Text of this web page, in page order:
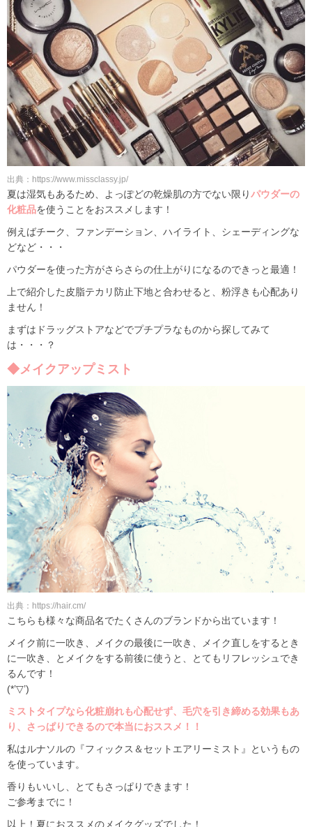
出典：https://www.missclassy.jp/
夏は湿気もあるため、よっぽどの乾燥肌の方でない限りパウダーの
化粧品を使うことをおススメします！
例えばチーク、ファンデーション、ハイライト、シェーディングな
どなど・・・
パウダーを使った方がさらさらの仕上がりになるのできっと最適！
上で紹介した皮脂テカリ防止下地と合わせると、粉浮きも心配あり
ません！
まずはドラッグストアなどでプチプラなものから探してみて
は・・・？
◆メイクアップミスト
出典：https://hair.cm/
こちらも様々な商品名でたくさんのブランドから出ています！
メイク前に一吹き、メイクの最後に一吹き、メイク直しをするとき
に一吹き、とメイクをする前後に使うと、とてもリフレッシュでき
るんです！
(*’▽’)
ミストタイプなら化粧崩れも心配せず、毛穴を引き締める効果もあ
り、さっぱりできるので本当におススメ！！
私はルナソルの『フィックス＆セットエアリーミスト』というもの
を使っています。
香りもいいし、とてもさっぱりできます！
ご参考までに！
以上！夏におススメのメイクグッズでした！